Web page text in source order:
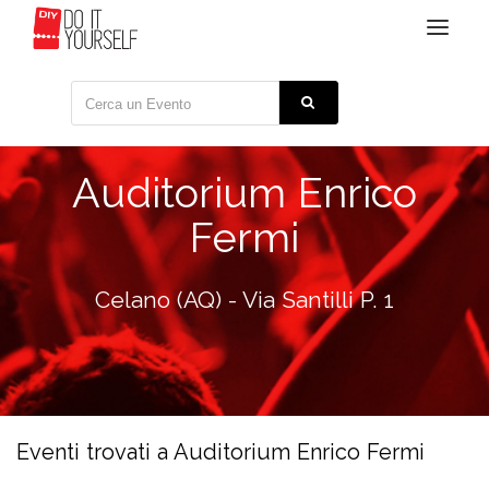
Toggle
Auditorium Enrico
Fermi
Celano (AQ) - Via Santilli P. 1
Eventi trovati a Auditorium Enrico Fermi